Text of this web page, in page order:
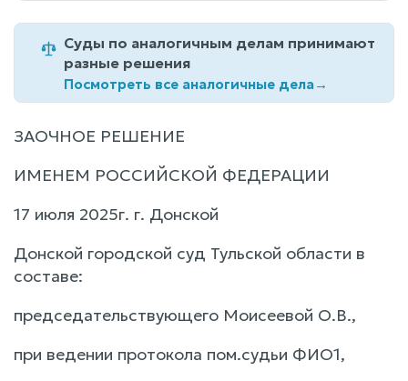
Суды по аналогичным делам принимают
разные решения
Посмотреть все аналогичные дела→
ЗАОЧНОЕ РЕШЕНИЕ
ИМЕНЕМ РОССИЙСКОЙ ФЕДЕРАЦИИ
17 июля 2025г. г. Донской
Донской городской суд Тульской области в
составе:
председательствующего Моисеевой О.В.,
при ведении протокола пом.судьи ФИО1,